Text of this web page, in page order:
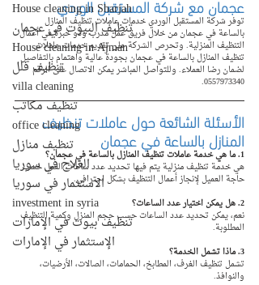
House cleaning in Sharjah
تنظيف البيوت في عجمان
House cleaning in Ajman
تنظيف فلل
villa cleaning
تنظيف مكاتب
office cleaning
تنظيف منازل
العلاج في سوريا
الاستثمار في سوريا
investment in syria
تنظيف بيوت في الإمارات
الإستثمار في الإمارات
عجمان مع شركة المستقبل الوردي
توفر شركة المستقبل الوردي خدمات عاملات تنظيف المنازل
بالساعة في عجمان من خلال فريق عمل مدرب وذو خبرة في أعمال
التنظيف المنزلية. وتحرص الشركة على تقديم خدمات عاملات
تنظيف المنازل بالساعة في عجمان بجودة عالية واهتمام بالتفاصيل
لضمان رضا العملاء. وللتواصل المباشر يمكن الاتصال على الرقم
0557973340.
الأسئلة الشائعة حول عاملات تنظيف
المنازل بالساعة في عجمان
1. ما هي خدمة عاملات تنظيف المنازل بالساعة في عجمان؟
هي خدمة تنظيف منزلية يتم فيها تحديد عدد ساعات العمل حسب
حاجة العميل لإنجاز أعمال التنظيف بشكل احترافي.
2. هل يمكن اختيار عدد الساعات؟
نعم، يمكن تحديد عدد الساعات حسب حجم المنزل وكمية التنظيف
المطلوبة.
3. ماذا تشمل الخدمة؟
تشمل تنظيف الغرف، المطابخ، الحمامات، الصالات، الأرضيات،
والنوافذ.